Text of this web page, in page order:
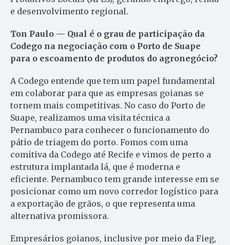
e desenvolvimento regional.
Ton Paulo — Qual é o grau de participação da
Codego na negociação com o Porto de Suape
para o escoamento de produtos do agronegócio?
A Codego entende que tem um papel fundamental
em colaborar para que as empresas goianas se
tornem mais competitivas. No caso do Porto de
Suape, realizamos uma visita técnica a
Pernambuco para conhecer o funcionamento do
pátio de triagem do porto. Fomos com uma
comitiva da Codego até Recife e vimos de perto a
estrutura implantada lá, que é moderna e
eficiente. Pernambuco tem grande interesse em se
posicionar como um novo corredor logístico para
a exportação de grãos, o que representa uma
alternativa promissora.
Empresários goianos, inclusive por meio da Fieg,